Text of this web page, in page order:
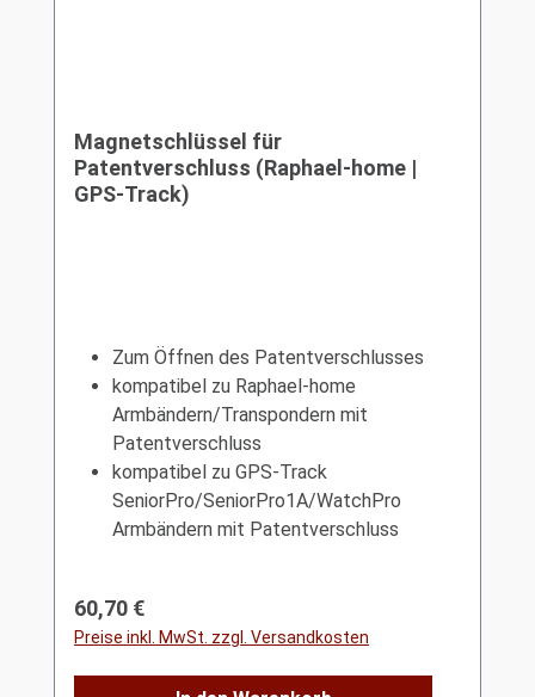
Magnetschlüssel für
Patentverschluss (Raphael-home |
GPS-Track)
Zum Öffnen des Patentverschlusses
kompatibel zu Raphael-home
Armbändern/Transpondern mit
Patentverschluss
kompatibel zu GPS-Track
SeniorPro/SeniorPro1A/WatchPro
Armbändern mit Patentverschluss
Regulärer Preis:
60,70 €
Preise inkl. MwSt. zzgl. Versandkosten